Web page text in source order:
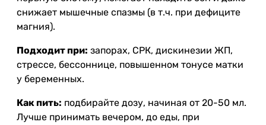
снижает мышечные спазмы (в т.ч. при дефиците
магния).
Подходит при: запорах, СРК, дискинезии ЖП,
стрессе, бессоннице, повышенном тонусе матки
у беременных.
Как пить: подбирайте дозу, начиная от 20-50 мл.
Лучше принимать вечером, до еды, при